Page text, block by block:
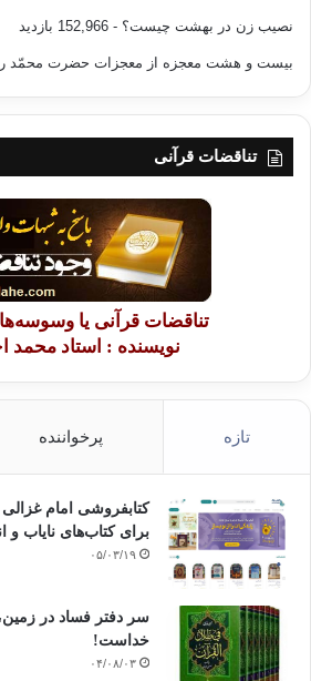
نصیب زن در بهشت چیست؟ - 152,966 بازدید
بیست و هشت معجزه از معجزات حضرت محمّد
تناقضات قرآنی
تناقضات قرآنی یا
نویسنده : استاد محمد
تازه پرخواننده
کتابفروشی امام
برای کتاب‌های نایاب و
۰۵/۰۳/۱۹
سر دفتر فساد در
خداست‌!
۰۴/۰۸/۰۳